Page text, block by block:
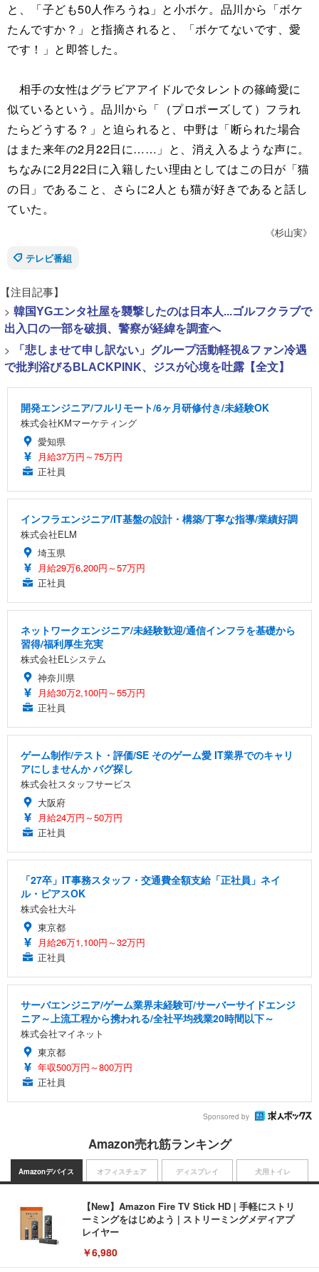
と、「子ども50人作ろうね」と小ボケ。品川から「ボケ
たんですか？」と指摘されると、「ボケてないです、愛
です！」と即答した。
相手の女性はグラビアアイドルでタレントの篠崎愛に
似ているという。品川から「（プロポーズして）フラれ
たらどうする？」と迫られると、中野は「断られた場合
はまた来年の2月22日に……」と、消え入るような声に。
ちなみに2月22日に入籍したい理由としてはこの日が「猫
の日」であること、さらに2人とも猫が好きであると話し
ていた。
《杉山実》
テレビ番組
【注目記事】
> 韓国YGエンタ社屋を襲撃したのは日本人...ゴルフクラブで
出入口の一部を破損、警察が経緯を調査へ
>
「悲しませて申し訳ない」グループ活動軽視&ファン冷遇
で批判浴びるBLACKPINK、ジスが心境を吐露【全文】
開発エンジニア/フルリモート/6ヶ月研修付き/未経験OK
株式会社KMマーケティング
愛知県
月給37万円～75万円
正社員
インフラエンジニア/IT基盤の設計・構築/丁寧な指導/業績好調
株式会社ELM
埼玉県
月給29万6,200円～57万円
正社員
ネットワークエンジニア/未経験歓迎/通信インフラを基礎から
習得/福利厚生充実
株式会社ELシステム
神奈川県
月給30万2,100円～55万円
正社員
ゲーム制作/テスト・評価/SE そのゲーム愛 IT業界でのキャリ
アにしませんか バグ探し
株式会社スタッフサービス
大阪府
月給24万円～50万円
正社員
「27卒」IT事務スタッフ・交通費全額支給「正社員」ネイ
ル・ピアスOK
株式会社大斗
東京都
月給26万1,100円～32万円
正社員
サーバエンジニア/ゲーム業界未経験可/サーバーサイドエンジ
ニア～上流工程から携われる/全社平均残業20時間以下～
株式会社マイネット
東京都
年収500万円～800万円
正社員
Sponsored by
Amazon売れ筋ランキング
Amazonデバイス
【New】Amazon Fire TV Stick HD | 手軽にストリ
ーミングをはじめよう | ストリーミングメディアプ
レイヤー
￥6,980
オフィスチェア ディスプレイ 犬用トイレ